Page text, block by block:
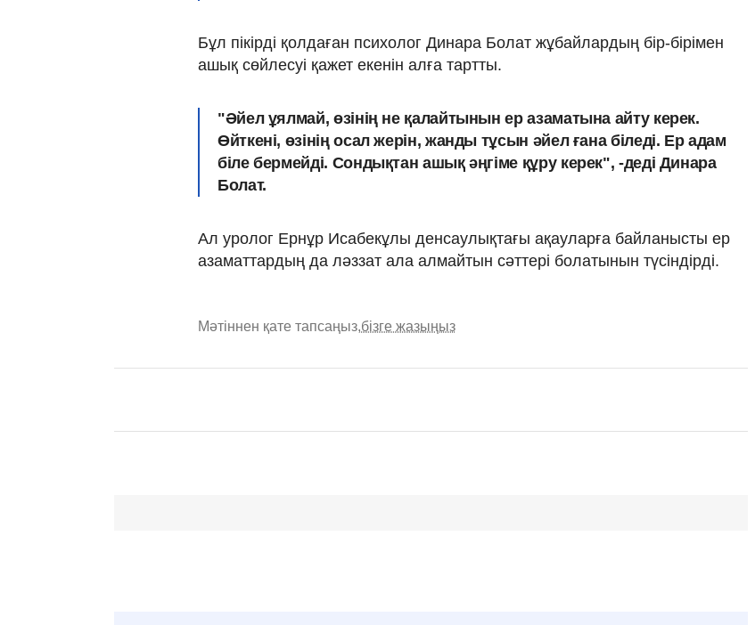
Бұл пікірді қолдаған психолог Динара Болат жұбайлардың бір-бірімен
ашық сөйлесуі қажет екенін алға тартты.
"Әйел ұялмай, өзінің не қалайтынын ер азаматына айту керек.
Өйткені, өзінің осал жерін, жанды тұсын әйел ғана біледі. Ер адам
біле бермейді. Сондықтан ашық әңгіме құру керек", -деді Динара
Болат.
Ал уролог Ернұр Исабекұлы денсаулықтағы ақауларға байланысты ер
азаматтардың да ләззат ала алмайтын сәттері болатынын түсіндірді.
Мәтіннен қате тапсаңыз,бізге жазыңыз